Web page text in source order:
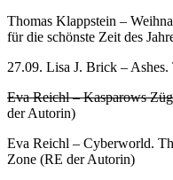
Thomas Klappstein –
für die schönste Zeit des
27.09. Lisa J. Brick –
Eva Reichl – Kasparows
der Autorin)
Eva Reichl – Cyberworld.
Zone (RE der Autorin)